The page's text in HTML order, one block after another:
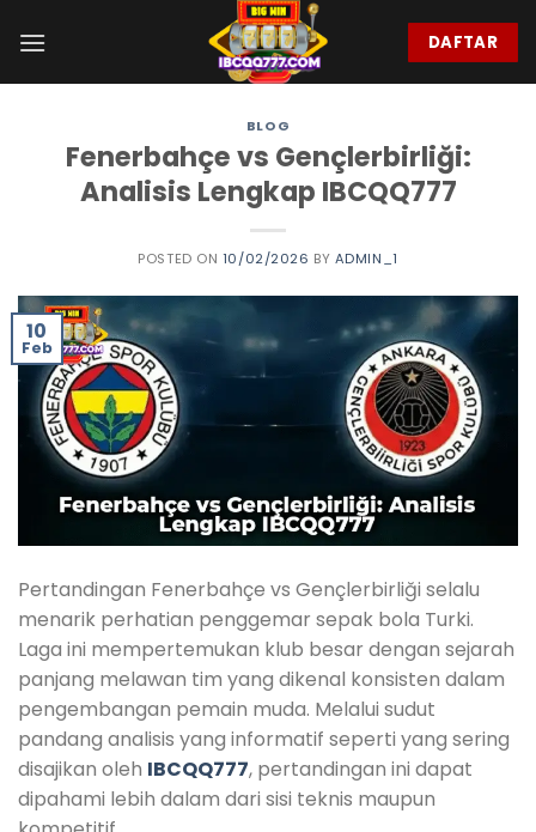
DAFTAR
BLOG
Fenerbahçe vs Gençlerbirliği:
Analisis Lengkap IBCQQ777
POSTED ON 10/02/2026 BY ADMIN_1
10
Feb
Pertandingan Fenerbahçe vs Gençlerbirliği selalu
menarik perhatian penggemar sepak bola Turki.
Laga ini mempertemukan klub besar dengan sejarah
panjang melawan tim yang dikenal konsisten dalam
pengembangan pemain muda. Melalui sudut
pandang analisis yang informatif seperti yang sering
disajikan oleh IBCQQ777, pertandingan ini dapat
dipahami lebih dalam dari sisi teknis maupun